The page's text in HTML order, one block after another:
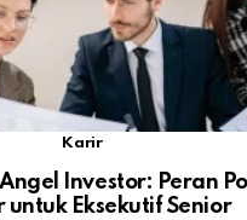
Karir
Investor: Peran
untuk Eksekutif Senior